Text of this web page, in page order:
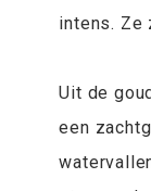
intens. Ze
Uit de
een